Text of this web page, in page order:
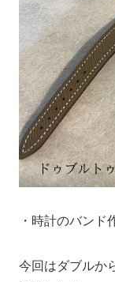
・時計のバンド
今回はダブルか